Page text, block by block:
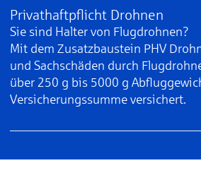
Privathaftpflicht Drohnen
Sie sind Halter von Flugdrohnen?
Mit dem Zusatzbaustein PHV
und Sachschäden durch
über 250 g bis 5000 g
Versicherungssumme versichert.